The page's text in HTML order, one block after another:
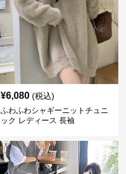
¥6,080 (税込)
ふわふわシャギーニットチュニ
ック レディース 長袖